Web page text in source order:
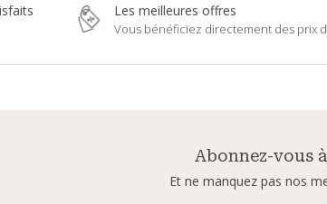
Les meilleures offres
Vous bénéficiez directement des prix
Abonnez-vous
Et ne manquez pas nos